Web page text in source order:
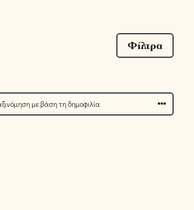
Φίλτρα